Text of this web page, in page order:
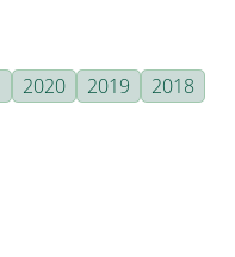
2020 2019
2018